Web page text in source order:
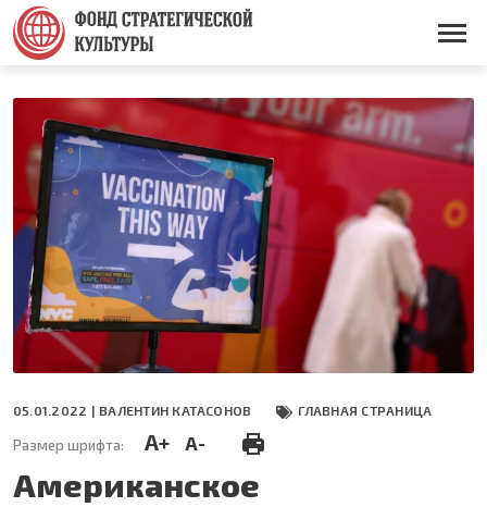
Перейти
основному
содержанию
Основная
05.01.2022 | ВАЛЕНТИН КАТАСОНОВ ГЛАВНАЯ СТРАНИЦА
Размер шрифта: A+ A-
Американское